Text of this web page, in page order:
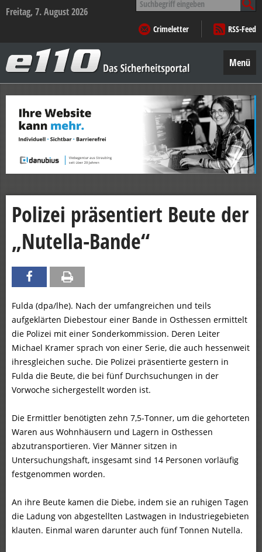
Freitag, 7. August 2026
nach:
Crimeletter
RSS-Feed
–
Das
Sicherheitsportal
Menü
Zum
Inhalt
springen
Polizei präsentiert Beute der
„Nutella-Bande“
Fulda (dpa/lhe). Nach der umfangreichen und teils
aufgeklärten Diebestour einer Bande in Osthessen ermittelt
die Polizei mit einer Sonderkommission. Deren Leiter
Michael Kramer sprach von einer Serie, die auch hessenweit
ihresgleichen suche. Die Polizei präsentierte gestern in
Fulda die Beute, die bei fünf Durchsuchungen in der
Vorwoche sichergestellt worden ist.
Die Ermittler benötigten zehn 7,5-Tonner, um die gehorteten
Waren aus Wohnhäusern und Lagern in Osthessen
abzutransportieren. Vier Männer sitzen in
Untersuchungshaft, insgesamt sind 14 Personen vorläufig
festgenommen worden.
An ihre Beute kamen die Diebe, indem sie an ruhigen Tagen
die Ladung von abgestellten Lastwagen in Industriegebieten
klauten. Einmal waren darunter auch fünf Tonnen Nutella.